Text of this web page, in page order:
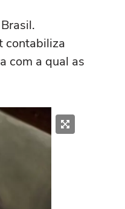
contabiliza
com a qual as